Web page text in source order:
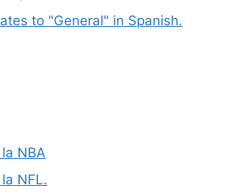
to "General" in Spanish.
NBA
NFL.